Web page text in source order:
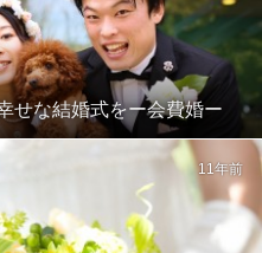
せな結婚式をー会費婚ー
11年前